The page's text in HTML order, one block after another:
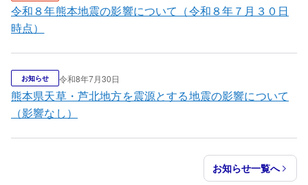
令和８年熊本地震の影響について（令和８年７月３０日
時点）
お知らせ 令和8年7月30日
熊本県天草・芦北地方を震源とする地震の影響について
（影響なし）
お知らせ一覧へ